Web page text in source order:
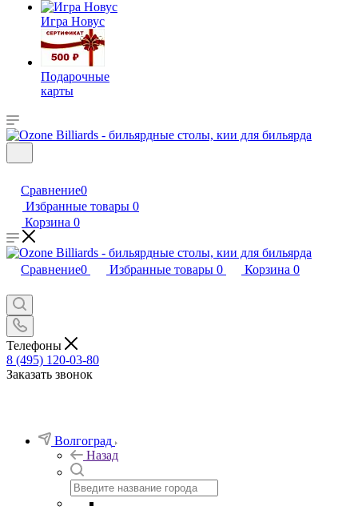
Игра Новус
Подарочные
карты
Сравнение0
Избранные товары 0
Корзина 0
Сравнение0 Избранные товары 0 Корзина 0
Телефоны
8 (495) 120-03-80
Заказать звонок
Волгоград
Назад